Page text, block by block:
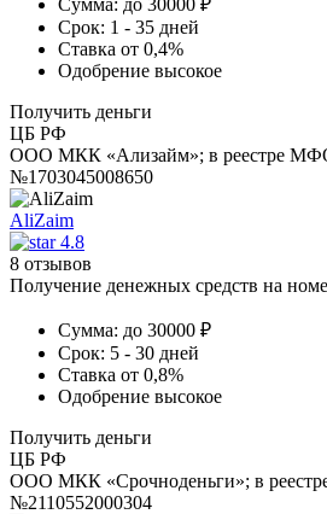
Срок: 1 - 35 дней
Ставка от 0,4%
Одобрение высокое
Получить деньги
ЦБ РФ
ООО МКК «Ализайм»; в реестре
№1703045008650
AliZaim
4.8
8 отзывов
Получение денежных средств на
Сумма: до 30000 ₽
Срок: 5 - 30 дней
Ставка от 0,8%
Одобрение высокое
Получить деньги
ЦБ РФ
ООО МКК «Срочноденьги»; в
№2110552000304